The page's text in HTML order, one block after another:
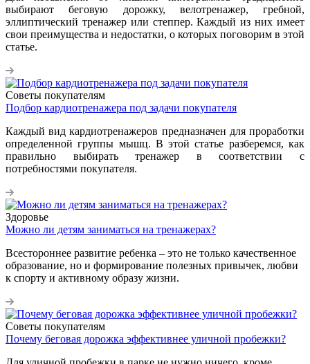
выбирают беговую дорожку, велотренажер, гребной,
эллиптический тренажер или степпер. Каждый из них имеет
свои преимущества и недостатки, о которых поговорим в этой
статье.
Советы покупателям
Подбор кардиотренажера под задачи покупателя
Каждый вид кардиотренажеров предназначен для проработки
определенной группы мышц. В этой статье разберемся, как
правильно выбирать тренажер в соответствии с
потребностями покупателя.
Здоровье
Можно ли детям заниматься на тренажерах?
Всестороннее развитие ребенка – это не только качественное
образование, но и формирование полезных привычек, любви
к спорту и активному образу жизни.
Советы покупателям
Почему беговая дорожка эффективнее уличной пробежки?